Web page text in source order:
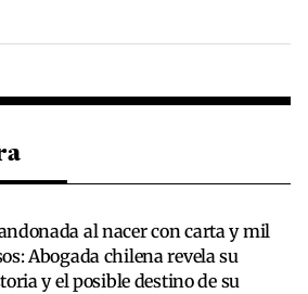
al nacer con carta y mil
Abogada chilena revela su
y el posible destino de su